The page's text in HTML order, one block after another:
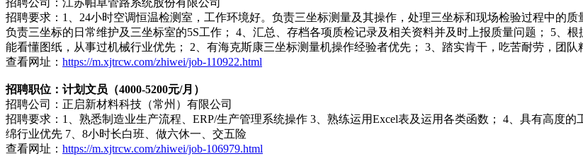
招聘要求：1、24小时空调恒温检测室，工作环境好。负责三坐标测量及其操作，处理三坐标和现场检验过程中的
负责三坐标的日常维护及三坐标室的5S工作； 4、汇总、存档各项质检记录及相关资料并及时上报质量问题； 5、
能看懂图纸，从事过机械行业优先； 2、有海克斯康三坐标测量机操作经验者优先； 3、踏实肯干，吃苦耐劳，团队
查看网址： https://m.xjtrcw.com/zhiwei/job-110922.html
招聘职位：计划文员（4000-5200元/月）
招聘公司：正启新材料科技（常州）有限公司
招聘要求：1、熟悉制造业生产流程、ERP/生产管理系统操作 3、熟练运用Excel表及运用各类函数； 4、具有高度
绵行业优先 7、8小时长白班、做六休一、交五险
查看网址： https://m.xjtrcw.com/zhiwei/job-106979.html